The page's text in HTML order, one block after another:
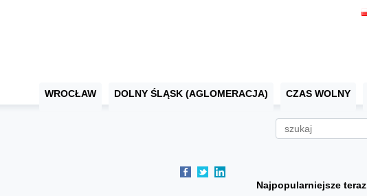
WROCŁAW DOLNY ŚLĄSK (AGLOMERACJA) CZAS WOLNY
Najpopularniejsze teraz